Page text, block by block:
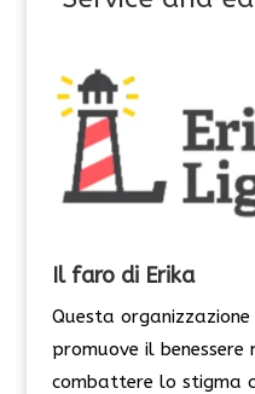
Il faro di Erika
Questa
promuove il
combattere lo stigma